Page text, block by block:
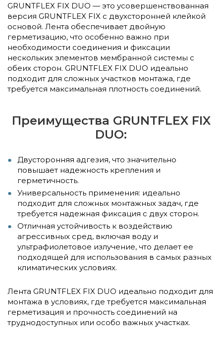
GRUNTFLEX FIX DUO — это усовершенствованная
версия GRUNTFLEX FIX с двухсторонней клейкой
основой. Лента обеспечивает двойную
герметизацию, что особенно важно при
необходимости соединения и фиксации
нескольких элементов мембранной системы с
обеих сторон. GRUNTFLEX FIX DUO идеально
подходит для сложных участков монтажа, где
требуется максимальная плотность соединений.
Преимущества GRUNTFLEX FIX
DUO:
Двусторонняя адгезия, что значительно
повышает надежность крепления и
герметичность.
Универсальность применения: идеально
подходит для сложных монтажных задач, где
требуется надежная фиксация с двух сторон.
Отличная устойчивость к воздействию
агрессивных сред, включая воду и
ультрафиолетовое излучение, что делает ее
подходящей для использования в самых разных
климатических условиях.
Лента GRUNTFLEX FIX DUO идеально подходит для
монтажа в условиях, где требуется максимальная
герметизация и прочность соединений на
труднодоступных или особо важных участках.